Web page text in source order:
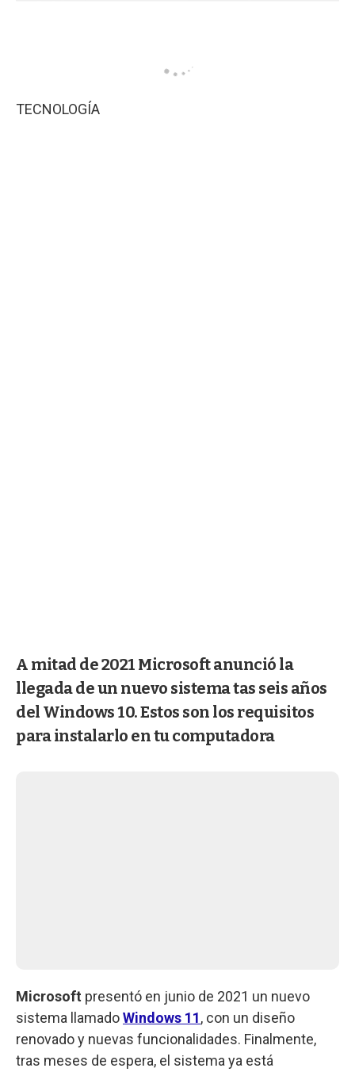
TECNOLOGÍA
A mitad de 2021 Microsoft anunció la
llegada de un nuevo sistema tas seis años
del Windows 10. Estos son los requisitos
para instalarlo en tu computadora
Microsoft presentó en junio de 2021 un nuevo
sistema llamadoWindows 11, con un diseño
renovado y nuevas funcionalidades. Finalmente,
tras meses de espera, el sistema ya está